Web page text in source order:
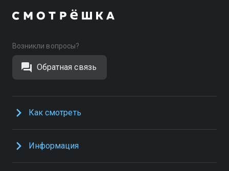
Возникли вопросы?
Обратная связь
Как смотреть
Информация